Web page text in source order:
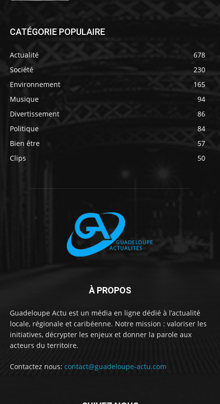
CATÉGORIE POPULAIRE
Actualité
678
Société
230
Environnement
165
Musique
94
Divertissement
86
Politique
84
Bien être
57
Clips
50
À PROPOS
Guadeloupe Actu est un média en ligne dédié à l’actualité
locale, régionale et caribéenne. Notre mission : valoriser les
initiatives, décrypter les enjeux et donner la parole aux
acteurs du territoire.
Contactez nous: contact@guadeloupe-actu.com